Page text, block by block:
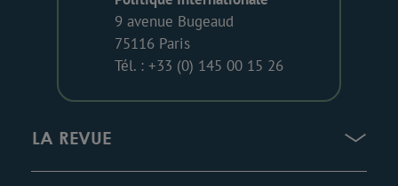
9 avenue Bugeaud
75116 Paris
Tél. : +33 (0) 145 00 15 26
LA REVUE